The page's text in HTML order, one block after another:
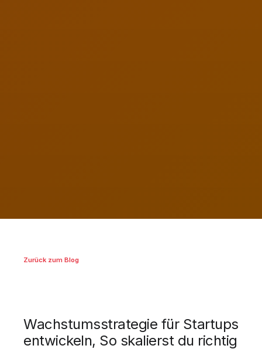
Zurück zum Blog
Wachstumsstrategie für Startups
entwickeln, So skalierst du richtig